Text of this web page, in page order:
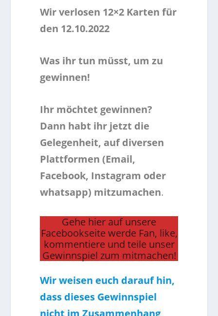
Wir verlosen 12×2 Karten für
den 12.10.2022
Was ihr tun müsst, um zu
gewinnen!
Ihr möchtet gewinnen?
Dann habt ihr jetzt die
Gelegenheit, auf diversen
Plattformen (Email,
Facebook, Instagram oder
whatsapp) mitzumachen.
Gehe hier auf unsere
Facebookseite werde Fan, like,
kommentiere und teile unser
Gewinnspiel zum mitmachen!
Wir weisen euch darauf hin,
dass dieses Gewinnspiel
nicht im Zusammenhang